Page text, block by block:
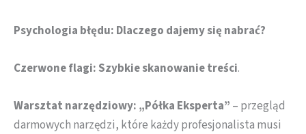
Psychologia błędu: Dlaczego dajemy się nabrać?
Czerwone flagi: Szybkie skanowanie treści.
Warsztat narzędziowy: „Półka Eksperta” – przegląd
darmowych narzędzi, które każdy profesjonalista musi